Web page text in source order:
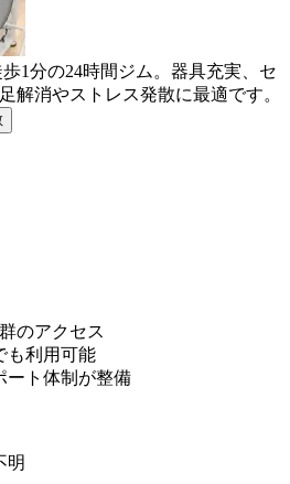
1分の24時間ジム。器具充実、セ
解消やストレス発散に最適です。
のアクセス
も利用可能
ート体制が整備
明